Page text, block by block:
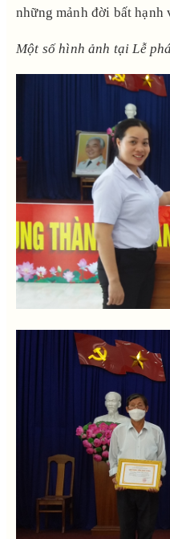
những mảnh đời bất hạnh
Một số hình ảnh tại Lễ